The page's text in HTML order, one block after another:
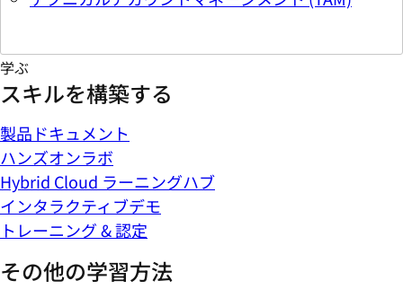
学ぶ
スキルを構築する
製品ドキュメント
ハンズオンラボ
Hybrid Cloud ラーニングハブ
インタラクティブデモ
トレーニング & 認定
その他の学習方法